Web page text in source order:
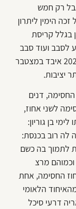
רק חמש
הימין ליתרון
בגלל קריסת
החסימה; ב-2019 נקלע לסבב ועוד סבב
בגלל כשלון בנט ופייגלין, ובשנים 2003־2020 איבד במצטבר
יציבות.
דנים
לשני אחוז,
אותו לימי בן גוריון:
לה רוב בכנסת:
לתמוך בה כשם
מרצ
החסימה, אחת
הלאומי
דרעי סיכל